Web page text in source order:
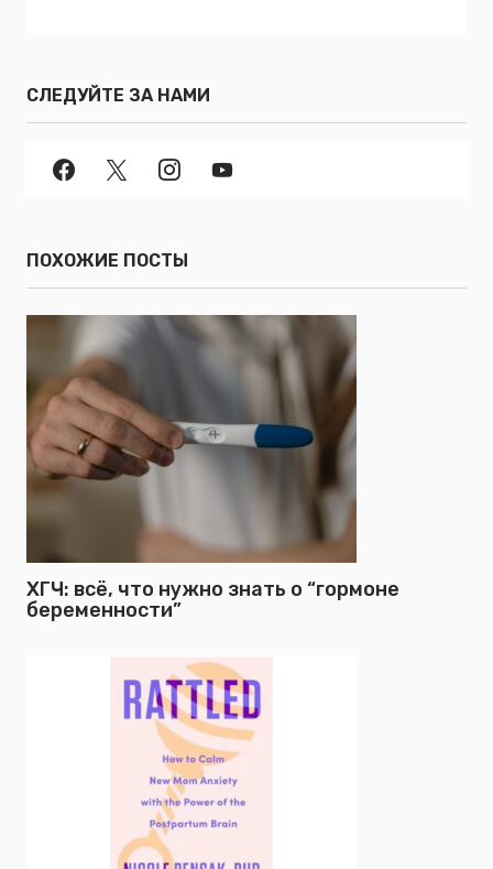
СЛЕДУЙТЕ ЗА НАМИ
ПОХОЖИЕ ПОСТЫ
ХГЧ: всё, что нужно знать о “гормоне
беременности”